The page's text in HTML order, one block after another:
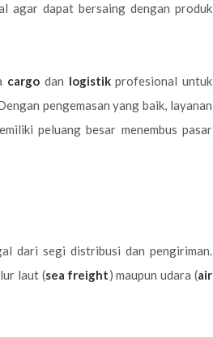
agar dapat bersaing dengan produk
cargo dan logistikprofesional untuk
pengemasan yang baik, layanan
peluang besar menembus pasar
dari segi distribusi dan pengiriman.
laut (sea freight) maupun udara (air